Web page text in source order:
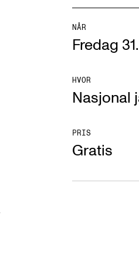
NÅR
Fredag
HVOR
Nasjonal
PRIS
Gratis